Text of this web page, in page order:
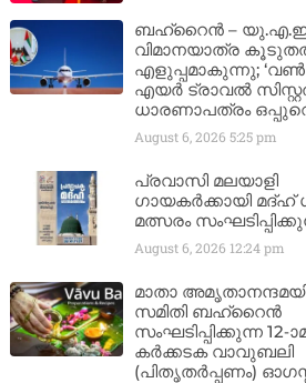
ബഹ്‌റൈൻ –
വിമാനയാത്ര
എളുപ്പമാകുന്നു; ‘വൺ
എയർ ട്രാവൽ
ധാരണാപത്രം
August 6, 2026 5:25 pm
പ്രവാസി മലയാളി
ഗായകർക്കായി മദ്ഹ്
മത്സരം
August 6, 2026 12:24 pm
മാതാ
സമിതി ബഹ്‌റൈൻ
സംഘടിപ്പിക്കുന്ന 12-
കർക്കടക വാവുബലി
(പിതൃതർപ്പണം)